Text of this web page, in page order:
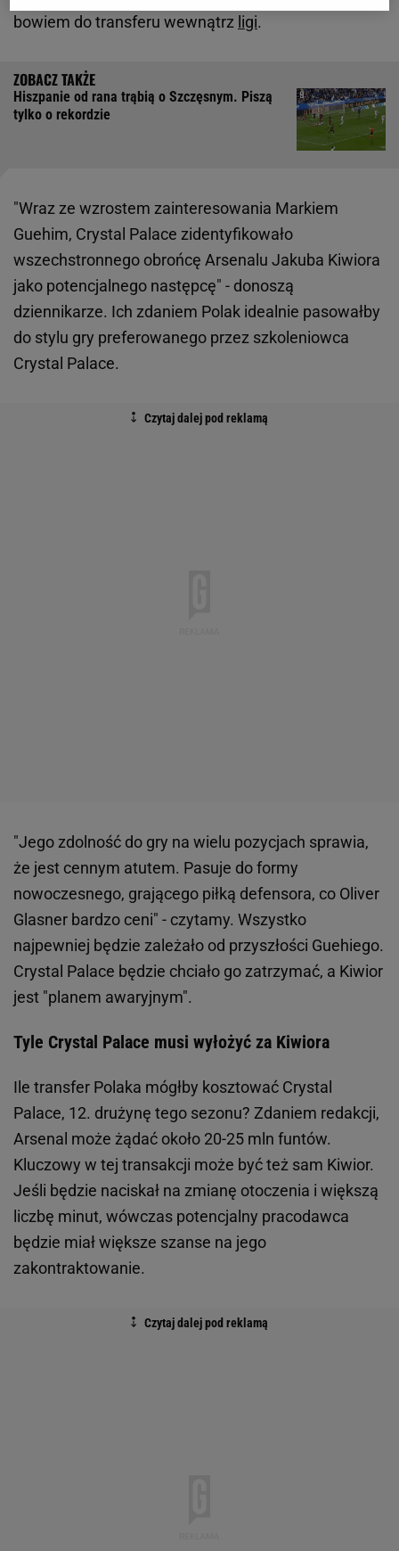
bowiem do transferu wewnątrz ligi.
Hiszpanie od rana trąbią o Szczęsnym. Piszą
tylko o rekordzie
"Wraz ze wzrostem zainteresowania Markiem
Guehim, Crystal Palace zidentyfikowało
wszechstronnego obrońcę Arsenalu Jakuba Kiwiora
jako potencjalnego następcę" - donoszą
dziennikarze. Ich zdaniem Polak idealnie pasowałby
do stylu gry preferowanego przez szkoleniowca
Crystal Palace.
"Jego zdolność do gry na wielu pozycjach sprawia,
że jest cennym atutem. Pasuje do formy
nowoczesnego, grającego piłką defensora, co Oliver
Glasner bardzo ceni" - czytamy. Wszystko
najpewniej będzie zależało od przyszłości Guehiego.
Crystal Palace będzie chciało go zatrzymać, a Kiwior
jest "planem awaryjnym".
Tyle Crystal Palace musi wyłożyć za Kiwiora
Ile transfer Polaka mógłby kosztować Crystal
Palace, 12. drużynę tego sezonu? Zdaniem redakcji,
Arsenal może żądać około 20-25 mln funtów.
Kluczowy w tej transakcji może być też sam Kiwior.
Jeśli będzie naciskał na zmianę otoczenia i większą
liczbę minut, wówczas potencjalny pracodawca
będzie miał większe szanse na jego
zakontraktowanie.